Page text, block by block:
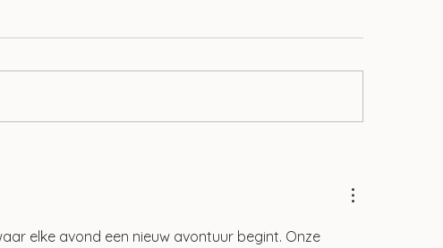
elke avond een nieuw avontuur begint. Onze